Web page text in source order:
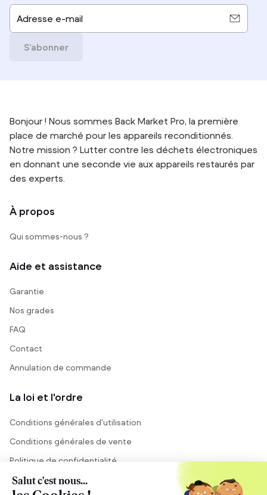
Adresse e-mail
S’abonner
Bonjour ! Nous sommes Back Market Pro, la première
place de marché pour les appareils reconditionnés.
Notre mission ? Lutter contre les déchets électroniques
en donnant une seconde vie aux appareils restaurés par
des experts.
À propos
Qui sommes-nous ?
Aide et assistance
Garantie
Nos grades
FAQ
Contact
Annulation de commande
La loi et l'ordre
Conditions générales d'utilisation
Conditions générales de vente
Politique de confidentialité
Mentions légales